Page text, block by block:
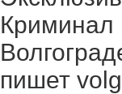
Криминал
пишет